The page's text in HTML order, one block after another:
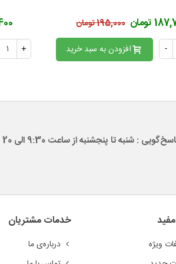
تومان 195,000 تومان
- افزودن به سبد خرید +
: شنبه تا پنجشنبه از ساعت 9:30 الی 20
ویژه
خدمات مشتریان
درباره‌ی ما